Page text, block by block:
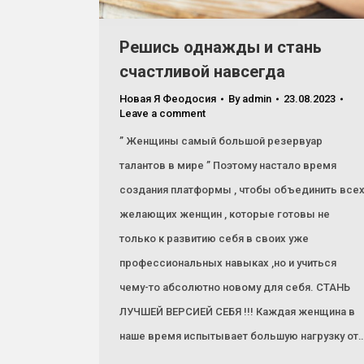
Решись однажды и стань
счастливой навсегда
Новая Я Феодосия By admin
23.08.2023
Leave a comment
” Женщины самый большой резервуар
талантов в мире ” Поэтому настало время
создания платформы , чтобы объединить всех
желающих женщин , которые готовы не
только к развитию себя в своих уже
профессиональных навыках ,но и учиться
чему-то абсолютно новому для себя. СТАНЬ
ЛУЧШЕЙ ВЕРСИЕЙ СЕБЯ !!! Каждая женщина в
наше время испытывает большую нагрузку